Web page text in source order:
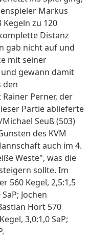
Markus
zu 120
Distanz
gab nicht auf und
mit seiner
gewann damit
den
Perner, der
Partie ablieferte
Seuß (503)
des KVM
auch im 4.
Weste", was die
sollte. Im
560 Kegel, 2,5:1,5
Jochen
Hört 570
3,0:1,0 SaP;